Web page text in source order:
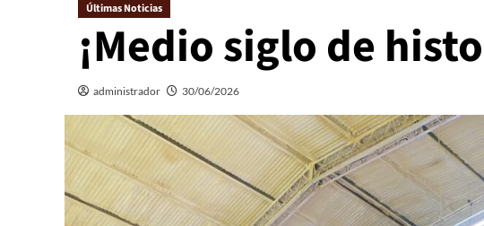
Últimas Noticias
¡Medio siglo de
administrador 30/06/2026